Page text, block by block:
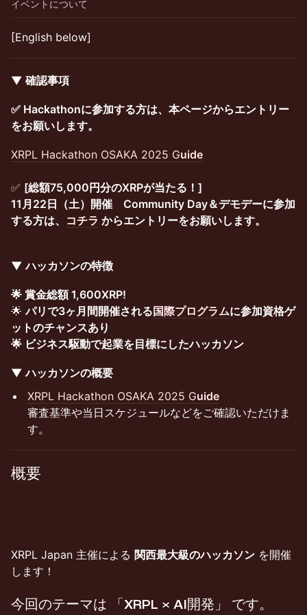
イベントについて
[English below]
▼ 確認事項
✅ Hackathonに参加する方は、本ページからエントリー
をお願いします。
XRPL Hackathon OSAKA 2025 Guide
✅ [総額75,000円分のXRPが当たる！]
11月22日（土）開催 Community Day＆デモデーに参加
する方は、 コチラ からエントリーをお願いします。
▼ ハッカソンの特徴
🌟 賞金総額 1,600XRP!
🌟パリで3ヶ月間開催される 国際プログラムに参加資格ゲ
ットのチャンスあり
🌟 ビジネス駆動で起業を目標にしたハッカソン
▼ ハッカソンの概要
XRPL Hackathon OSAKA 2025 Guide
審査基準や当日スケジュールなどをご確認いただけま
す。
概要
XRPL Japan 主催による 関西最大級のハッカソン を開催
します！
今回のテーマは 「XRPL × AI開発」 です。